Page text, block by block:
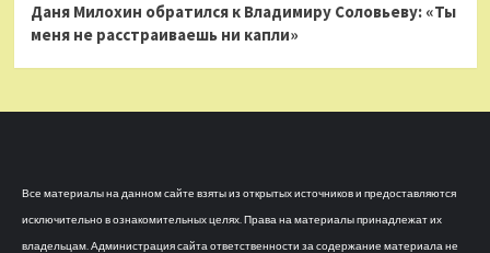
Даня Милохин обратился к Владимиру Соловьеву: «Ты
меня не расстраиваешь ни капли»
Все материалы на данном сайте взяты из открытых источников и предоставляются
исключительно в ознакомительных целях. Права на материалы принадлежат их
владельцам. Администрация сайта ответственности за содержание материала не